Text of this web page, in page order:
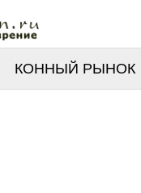
КОННЫЙ РЫНОК